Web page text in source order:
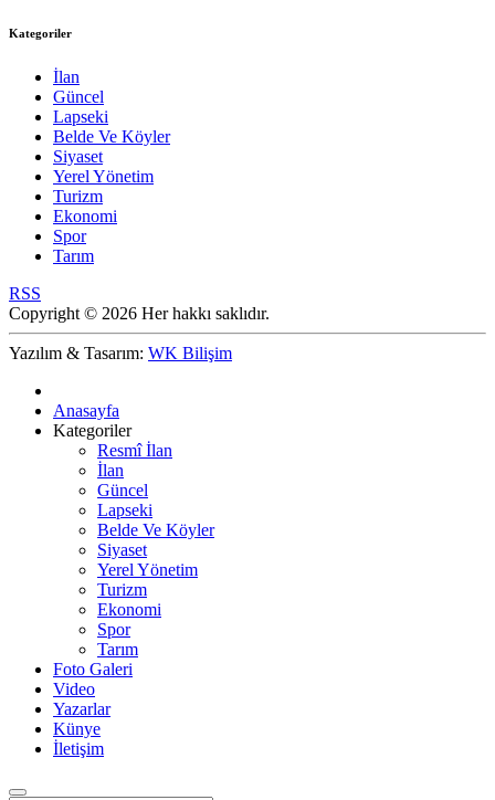
Kategoriler
İlan
Güncel
Lapseki
Belde Ve Köyler
Siyaset
Yerel Yönetim
Turizm
Ekonomi
Spor
Tarım
RSS
Copyright © 2026 Her hakkı saklıdır.
Yazılım & Tasarım: WK Bilişim
Anasayfa
Kategoriler
Resmî İlan
İlan
Güncel
Lapseki
Belde Ve Köyler
Siyaset
Yerel Yönetim
Turizm
Ekonomi
Spor
Tarım
Foto Galeri
Video
Yazarlar
Künye
İletişim